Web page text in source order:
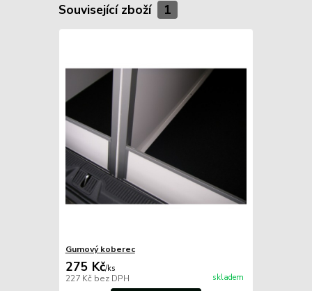
Související zboží 1
Gumový koberec
275 Kč/ks
227 Kč bez DPH skladem